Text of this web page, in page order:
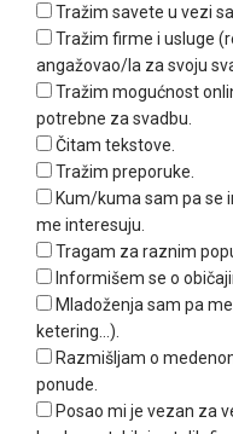
Tražim savete u vezi
Tražim firme i usluge
angažovao/la za svoju
Tražim mogućnost
potrebne za svadbu.
Čitam tekstove.
Tražim preporuke.
Kum/kuma sam pa se
me interesuju.
Tragam za raznim
Informišem se o
Mladoženja sam pa
ketering...).
Razmišljam o
ponude.
Posao mi je vezan za